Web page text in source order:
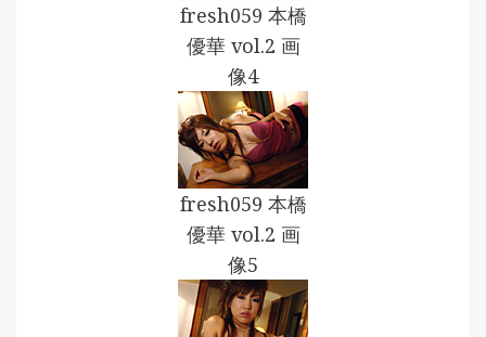
fresh059 本橋
優華 vol.2 画
像4
fresh059 本橋
優華 vol.2 画
像5